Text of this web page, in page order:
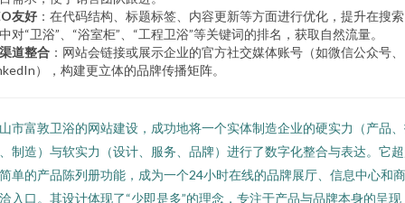
友好 ：在代码结构、标题标签、内容更新等方面进行优化，提升在搜
对“卫浴”、“浴室柜”、“工程卫浴”等关键词的排名，获取自然流量。
道整合 ：网站会链接或展示企业的官方社交媒体账号（如微信公众号、
），构建更立体的品牌传播矩阵。
市富敦卫浴的网站建设，成功地将一个实体制造企业的硬实力（产品
制造）与软实力（设计、服务、品牌）进行了数字化整合与表达。它
单的产品陈列册功能，成为一个24小时在线的品牌展厅、信息中心和
入口。其设计体现了“少即是多”的理念，专注于产品与品牌本身的呈现